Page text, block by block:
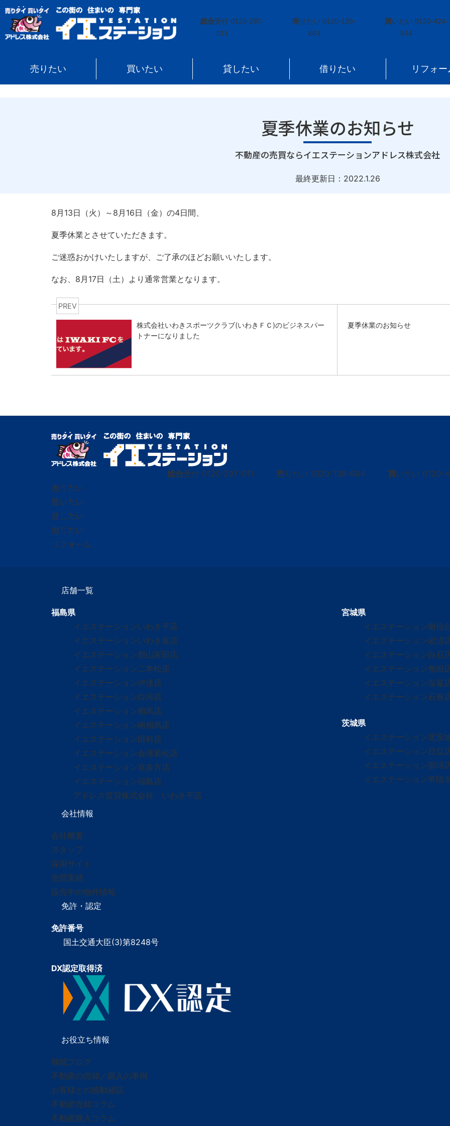
総合受付 0120-297-
011
売りたい 0120-139-
664
買いたい 0120-424-
544
売りたい 買いたい 貸したい 借りたい リフォー
イエステーション » 投稿トップ
夏季休業のお知らせ
｜
不動産の売買ならイエステーションアドレス株式会社
最終更新日： 2022.1.26
8月13日（火）～8月16日（金）の4日間、
夏季休業とさせていただきます。
ご迷惑おかけいたしますが、ご了承のほどお願いいたします。
なお、8月17日（土）より通常営業となります。
PREV
株式会社いわきスポーツクラブ(いわきＦＣ)のビジネスパー
トナーになりました
夏季休業のお知らせ
総合受付 0120-297-011 売りたい 0120-139-664 買いたい 0120-
売りたい
買いたい
貸したい
借りたい
リフォーム
店舗一覧
福島県
イエステーションいわき平店
イエステーションいわき泉店
イエステーション郡山富田店
イエステーション二本松店
イエステーション伊達店
イエステーション白河店
イエステーション相馬店
イエステーション南相馬店
イエステーション田村店
イエステーション会津若松店
イエステーション喜多方店
イエステーション福島店
アドレス賃貸株式会社 いわき平店
宮城県
イエステーション南仙
イエステーション岩沼
イエステーション白石
イエステーション角田
イエステーション塩竈
イエステーション石巻
茨城県
イエステーション北茨
イエステーション日立
イエステーション那珂
イエステーション常陸
会社情報
会社概要
スタッフ
採用サイト
売買実績
販売中の物件情報
免許・認定
免許番号
国土交通大臣(3)第8248号
DX認定取得済
お役立ち情報
地域ブログ
不動産の売却／購入の事例
お客様との感動秘話
不動産売却コラム
不動産購入コラム